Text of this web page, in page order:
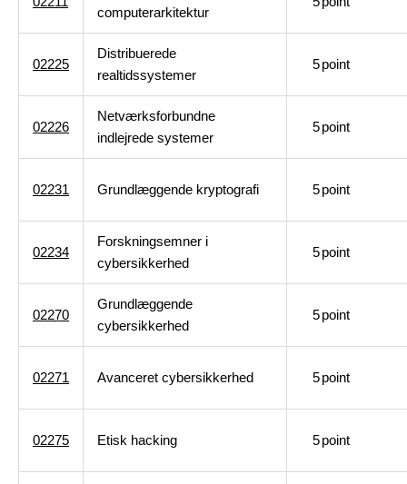
computerarkitektur
02225
Distribuerede
realtidssystemer
5point
02226
Netværksforbundne
indlejrede systemer
5point
02231 Grundlæggende kryptografi 5point
02234
Forskningsemner i
cybersikkerhed
5point
02270
Grundlæggende
cybersikkerhed
5point
02271 Avanceret cybersikkerhed 5point
02275 Etisk hacking 5point